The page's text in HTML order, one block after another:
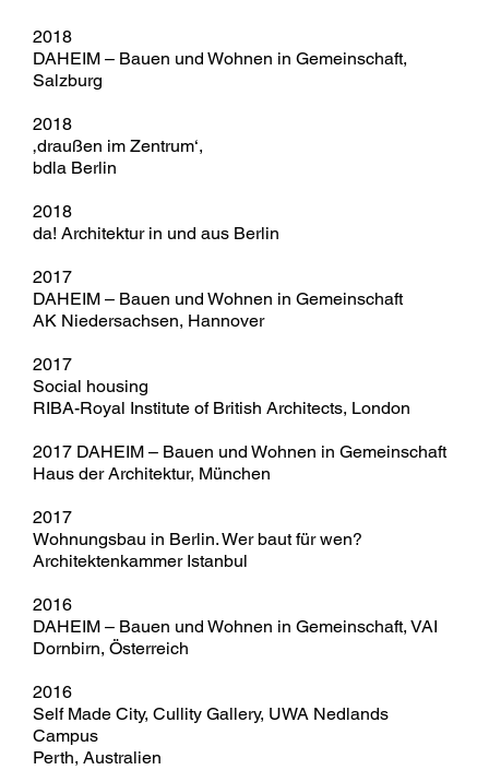
2018
DAHEIM – Bauen und Wohnen in Gemeinschaft,
Salzburg
2018
‚draußen im Zentrum‘,
bdla Berlin
2018
da! Architektur in und aus Berlin
2017
DAHEIM – Bauen und Wohnen in Gemeinschaft
AK Niedersachsen, Hannover
2017
Social housing
RIBA-Royal Institute of British Architects, London
2017 DAHEIM – Bauen und Wohnen in Gemeinschaft
Haus der Architektur, München
2017
Wohnungsbau in Berlin. Wer baut für wen?
Architektenkammer Istanbul
2016
DAHEIM – Bauen und Wohnen in Gemeinschaft, VAI
Dornbirn, Österreich
2016
Self Made City, Cullity Gallery, UWA Nedlands
Campus
Perth, Australien